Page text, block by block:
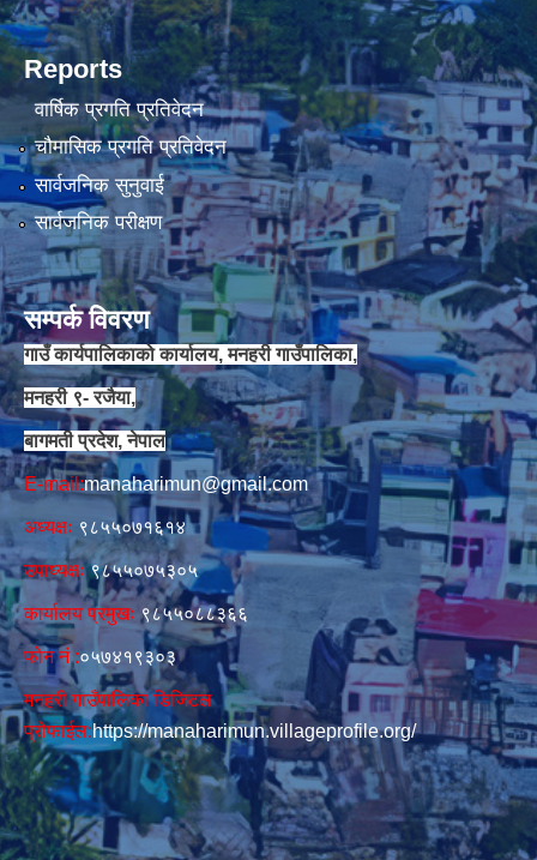
Reports
वार्षिक प्रगति प्रतिवेदन
चौमासिक प्रगति प्रतिवेदन
सार्वजनिक सुनुवाई
सार्वजनिक परीक्षण
सम्पर्क विवरण
गाउँ कार्यपालिकाको कार्यालय, मनहरी गाउँपालिका,
मनहरी ९- रजैया,
बागमती प्रदेश, नेपाल
E-mail:manaharimun@gmail.com
अध्यक्षः ९८५५०७१६१४
उपाध्यक्षः९८५५०७५३०५
कार्यालय प्रमुखः ९८५५०८८३६६
फोन नं‍‌ :०५७४१९३०३
मनहरी गाउँपालिका डिजिटल
प्रोफाईल:https://manaharimun.villageprofile.org/